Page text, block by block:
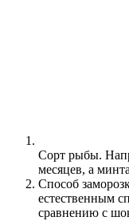
Сорт рыбы.
месяцев, а
Способ
естественным
сравнению с